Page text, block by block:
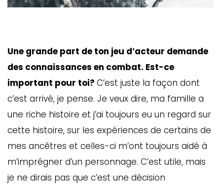
Une grande part de ton jeu d’acteur demande
des connaissances en combat. Est-ce
important pour toi? C’est juste la façon dont
c’est arrivé, je pense. Je veux dire, ma famille a
une riche histoire et j’ai toujours eu un regard sur
cette histoire, sur les expériences de certains de
mes ancêtres et celles-ci m’ont toujours aidé à
m’imprégner d’un personnage. C’est utile, mais
je ne dirais pas que c’est une décision